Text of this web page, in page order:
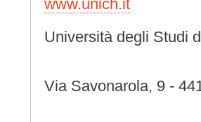
www.unich.it
Università degli Studi
Via Savonarola, 9 -